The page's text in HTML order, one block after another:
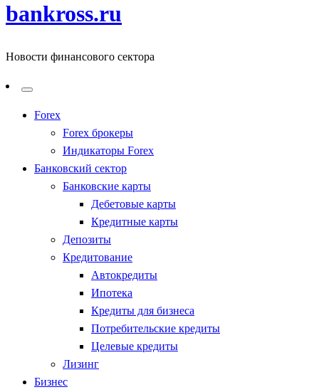
bankross.ru
Новости финансового сектора
Forex
Forex брокеры
Индикаторы Forex
Банковский сектор
Банковские карты
Дебетовые карты
Кредитные карты
Депозиты
Кредитование
Автокредиты
Ипотека
Кредиты для бизнеса
Потребительские кредиты
Целевые кредиты
Лизинг
Бизнес